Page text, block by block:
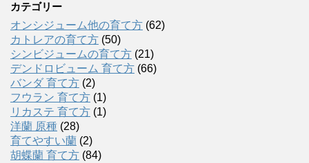
カテゴリー
オンシジューム他の育て方 (62)
カトレアの育て方 (50)
シンビジュームの育て方 (21)
デンドロビューム 育て方 (66)
バンダ 育て方 (2)
フウラン 育て方 (1)
リカステ 育て方 (1)
洋蘭 原種 (28)
育てやすい蘭 (2)
胡蝶蘭 育て方 (84)